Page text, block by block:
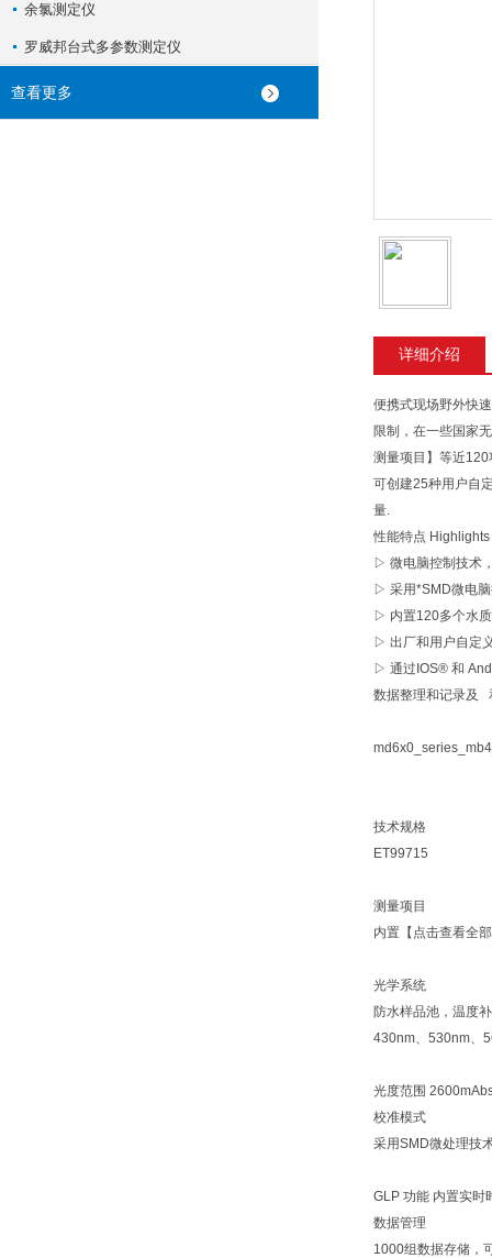
余氯测定仪
罗威邦台式多参数测定仪
查看更多
详细介绍
便携式现场野外快
限制，在一些国家
测量项目】等近
可创建25种用户自
量.
性能特点 Highlights
▷ 微电脑控制技术
▷ 采用*SMD微电
▷ 内置120多个水
▷ 出厂和用户自定
▷ 通过IOS® 和
数据整理和记录及
技术规格
ET99715
测量项目
内置【点击查看全
光学系统
防水样品池，温度
430nm、530nm、
光度范围
校准模式
采用SMD微处理技
GLP 功能 内置实时
数据管理
1000组数据存储，